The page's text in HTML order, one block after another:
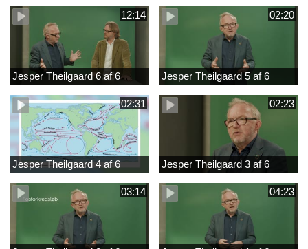
12:14
Jesper Theilgaard 6 af 6
02:20
Jesper Theilgaard 5 af 6
02:31
Jesper Theilgaard 4 af 6
02:23
Jesper Theilgaard 3 af 6
03:14 04:23